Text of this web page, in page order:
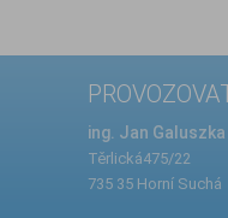
ing. Jan Galuszka
Těrlická475/22
735 35 Horní Suchá